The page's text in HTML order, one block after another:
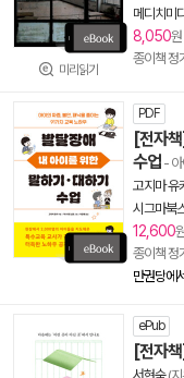
미리읽기
메디치미
8,050
종이책 정
PDF
[전자책
수업 -
고지마 유
시그마북
12,600
종이책 정
만권당에
ePub
[전자